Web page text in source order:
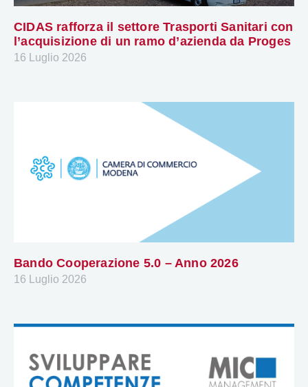
CIDAS rafforza il settore Trasporti Sanitari con
l’acquisizione di un ramo d’azienda da Proges
16 Luglio 2026
Bando Cooperazione 5.0 – Anno 2026
16 Luglio 2026